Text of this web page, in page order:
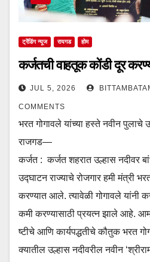
ट्रेंडिंग न्यूज रायगड होम
कर्जतची वाहतूक कोंडी दूर
JUL 5, 2026
COMMENTS
भरत गोगावले यांच्या हस्ते नवीन
राजगड—
कर्जत : कर्जत शहरात उल्हास नदीवर
उद्घाटन राज्याचे रोजगार हमी मंत्री
करण्यात आले. त्यावेळी गोगावले यांनी
कमी करण्यासाठी प्रयत्न झाले आहे.
ष्टीचे आणि कार्यपद्धतीचे कौतुक भरत
क्यातील उल्हास नदीवरील नवीन